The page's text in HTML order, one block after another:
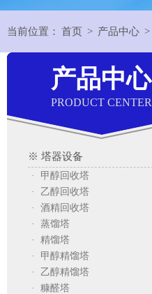
当前位置： 首页 > 产品中心 >
产品中心
PRODUCT CENTER
※ 塔器设备
· 甲醇回收塔
· 乙醇回收塔
· 酒精回收塔
· 蒸馏塔
· 精馏塔
· 甲醇精馏塔
· 乙醇精馏塔
· 糠醛塔